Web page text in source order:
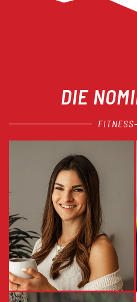
DIE
Fit Laura
Laura ist Ernährungsberaterin,
Podcasterin und Content Creatorin.
Mit fundiertem Wissen und
persönlichen Erfahrungen inspiriert
sie täglich tausende Frauen zu
einem gesunden, ausgewogenen
Lebensstil rund um Ernährung,
Training und Wohlbefinden.